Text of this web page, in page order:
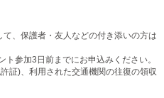
、保護者・友人などの付き添いの方は
参加3日前までにお申込みください。
証)、利用された交通機関の往復の領収